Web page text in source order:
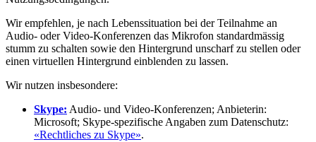
Wir empfehlen, je nach Lebenssituation bei der Teilnahme an
Audio- oder Video-Konferenzen das Mikrofon standardmässig
stumm zu schalten sowie den Hintergrund unscharf zu stellen oder
einen virtuellen Hintergrund einblenden zu lassen.
Wir nutzen insbesondere:
Skype: Audio- und Video-Konferenzen; Anbieterin:
Microsoft; Skype-spezifische Angaben zum Datenschutz:
«Rechtliches zu Skype».